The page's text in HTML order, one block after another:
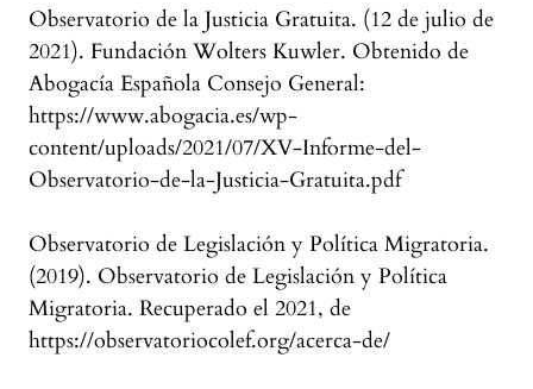
Observatorio de la Justicia Gratuita. (12 de julio de
2021). Fundación Wolters Kuwler. Obtenido de
Abogacía Española Consejo General:
https://www.abogacia.es/wp-
content/uploads/2021/07/XV-Informe-del-
Observatorio-de-la-Justicia-Gratuita.pdf
Observatorio de Legislación y Política Migratoria.
(2019). Observatorio de Legislación y Política
Migratoria. Recuperado el 2021, de
https://observatoriocolef.org/acerca-de/